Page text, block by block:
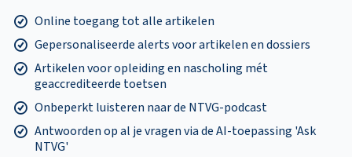
Online toegang tot alle artikelen
Gepersonaliseerde alerts voor artikelen en dossiers
Artikelen voor opleiding en nascholing mét
geaccrediteerde toetsen
Onbeperkt luisteren naar de NTVG-podcast
Antwoorden op al je vragen via de AI-toepassing 'Ask
NTVG'